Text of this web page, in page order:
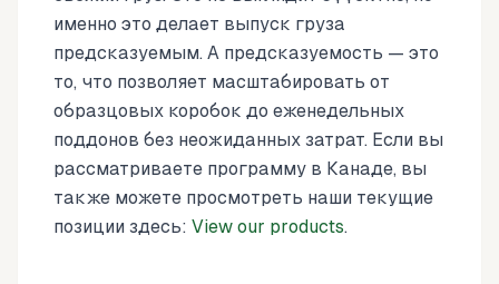
именно это делает выпуск груза
предсказуемым. А предсказуемость — это
то, что позволяет масштабировать от
образцовых коробок до еженедельных
поддонов без неожиданных затрат. Если вы
рассматриваете программу в Канаде, вы
также можете просмотреть наши текущие
позиции здесь: View our products.